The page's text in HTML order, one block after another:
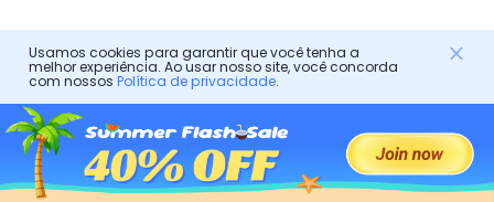
Deixe uma resposta
Usamos cookies para garantir que você tenha a
melhor experiência. Ao usar nosso site, você concorda
com nossos Política de privacidade.